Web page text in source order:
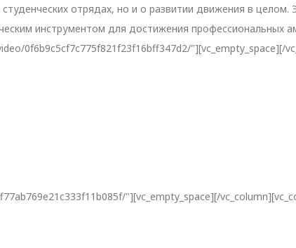
отрядах, но и о развитии движения в целом.
инструментом для достижения профессиональных
0f6b9c5cf7c775f821f23f16bff347d2/"][vc_empty_space][/
"][vc_empty_space][/